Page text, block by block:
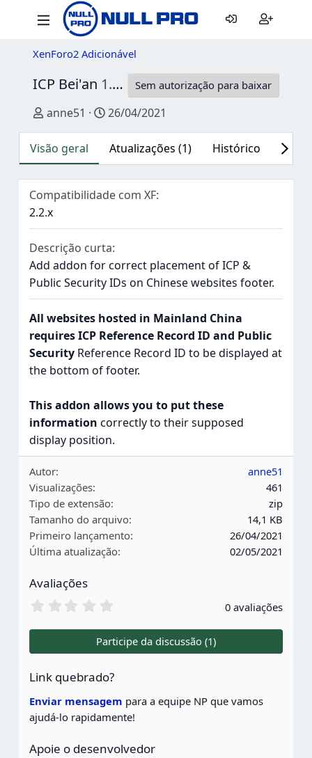
XenForo2 Adicionável
ICP Bei'an 1.1.3 Sem autorização para baixar
Autor
anne51 Data de criação
26/04/2021
Visão geral Atualizações (1) Histórico
Compatibilidade com XF
2.2.x
Descrição curta
Add addon for correct placement of ICP &
Public Security IDs on Chinese websites footer.
All websites hosted in Mainland China
requires ICP Reference Record ID and Public
SecurityReference Record ID to be displayed at
the bottom of footer.
This addon allows you to put these
information correctly to their supposed
display position.
Autor
anne51
Visualizações
461
Tipo de extensão
zip
Tamanho do arquivo
14,1 KB
Primeiro lançamento
26/04/2021
Última atualização
02/05/2021
Avaliações
0
0
e
t
e
l
a
0 avaliações
Participe da discussão (1)
Link quebrado?
Enviar mensagem para a equipe NP que vamos
ajudá-lo rapidamente!
Apoie o desenvolvedor